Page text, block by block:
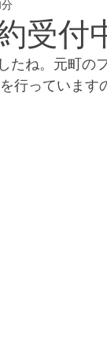
#横浜フリー
受付
分
たね。元町の
行っています